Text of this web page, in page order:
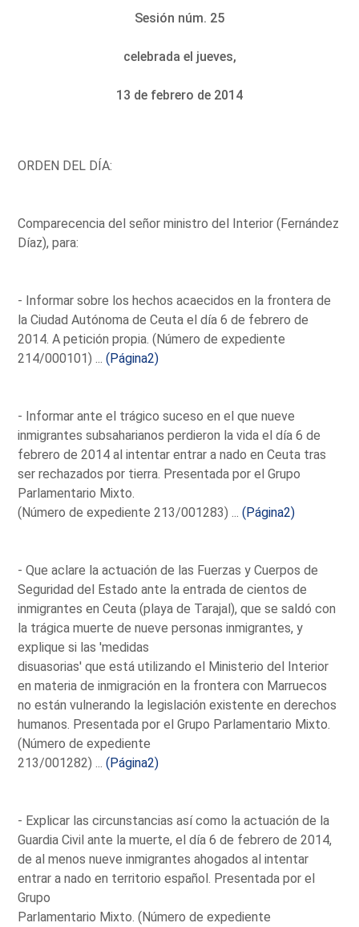
Sesión núm. 25
celebrada el jueves,
13 de febrero de 2014
ORDEN DEL DÍA:
Comparecencia del señor ministro del Interior (Fernández
Díaz), para:
- Informar sobre los hechos acaecidos en la frontera de
la Ciudad Autónoma de Ceuta el día 6 de febrero de
2014. A petición propia. (Número de expediente
214/000101) ...(Página2)
- Informar ante el trágico suceso en el que nueve
inmigrantes subsaharianos perdieron la vida el día 6 de
febrero de 2014 al intentar entrar a nado en Ceuta tras
ser rechazados por tierra. Presentada por el Grupo
Parlamentario Mixto.
(Número de expediente 213/001283) ...(Página2)
- Que aclare la actuación de las Fuerzas y Cuerpos de
Seguridad del Estado ante la entrada de cientos de
inmigrantes en Ceuta (playa de Tarajal), que se saldó con
la trágica muerte de nueve personas inmigrantes, y
explique si las 'medidas
disuasorias' que está utilizando el Ministerio del Interior
en materia de inmigración en la frontera con Marruecos
no están vulnerando la legislación existente en derechos
humanos. Presentada por el Grupo Parlamentario Mixto.
(Número de expediente
213/001282) ...(Página2)
- Explicar las circunstancias así como la actuación de la
Guardia Civil ante la muerte, el día 6 de febrero de 2014,
de al menos nueve inmigrantes ahogados al intentar
entrar a nado en territorio español. Presentada por el
Grupo
Parlamentario Mixto. (Número de expediente